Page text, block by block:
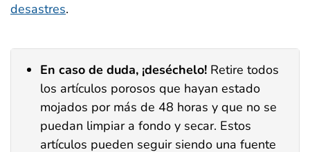
desastres.
En caso de duda, ¡deséchelo! Retire todos
los artículos porosos que hayan estado
mojados por más de 48 horas y que no se
puedan limpiar a fondo y secar. Estos
artículos pueden seguir siendo una fuente